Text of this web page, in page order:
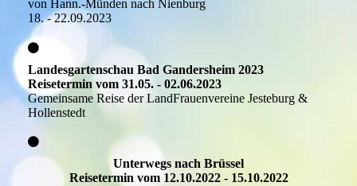
von Hann.-Münden nach Nienburg
18. - 22.09.2023
Landesgartenschau Bad Gandersheim 2023
Reisetermin vom 31.05. - 02.06.2023
Gemeinsame Reise der LandFrauenvereine Jesteburg &
Hollenstedt
Unterwegs nach Brüssel
Reisetermin vom 12.10.2022 - 15.10.2022